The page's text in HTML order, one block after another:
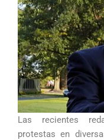
Las recientes
protestas en